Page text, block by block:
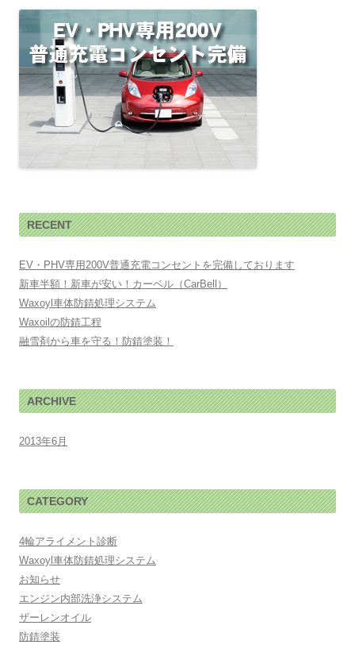
RECENT
EV・PHV専用200V普通充電コンセントを完備しております
新車半額！新車が安い！カーベル（CarBell）
Waxoyl車体防錆処理システム
Waxoilの防錆工程
融雪剤から車を守る！防錆塗装！
ARCHIVE
2013年6月
CATEGORY
4輪アライメント診断
Waxoyl車体防錆処理システム
お知らせ
エンジン内部洗浄システム
ザーレンオイル
防錆塗装